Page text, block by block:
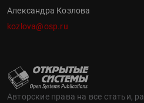
Александра Козлова
kozlova@osp.ru
Авторские права на все статьи,